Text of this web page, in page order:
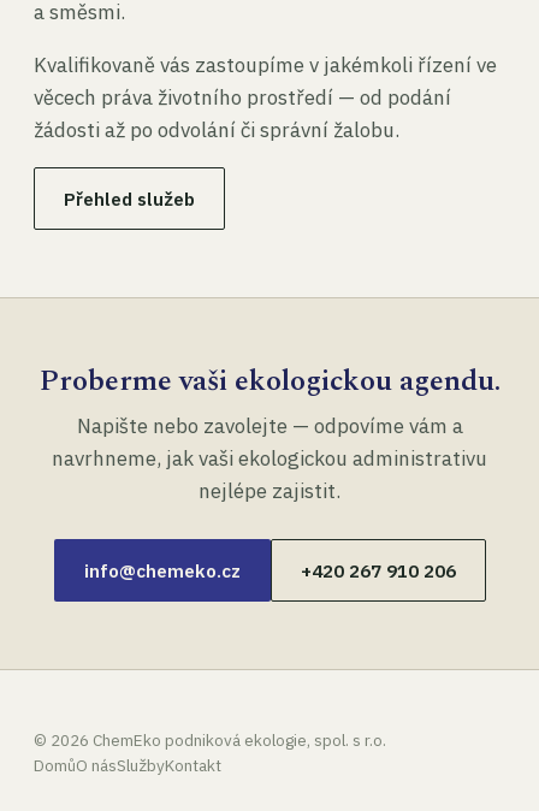
a směsmi.
Kvalifikovaně vás zastoupíme v jakémkoli řízení ve
věcech práva životního prostředí — od podání
žádosti až po odvolání či správní žalobu.
Přehled služeb
Proberme vaši ekologickou agendu.
Napište nebo zavolejte — odpovíme vám a
navrhneme, jak vaši ekologickou administrativu
nejlépe zajistit.
info@chemeko.cz +420 267 910 206
© 2026 ChemEko podniková ekologie, spol. s r.o.
DomůO násSlužbyKontakt